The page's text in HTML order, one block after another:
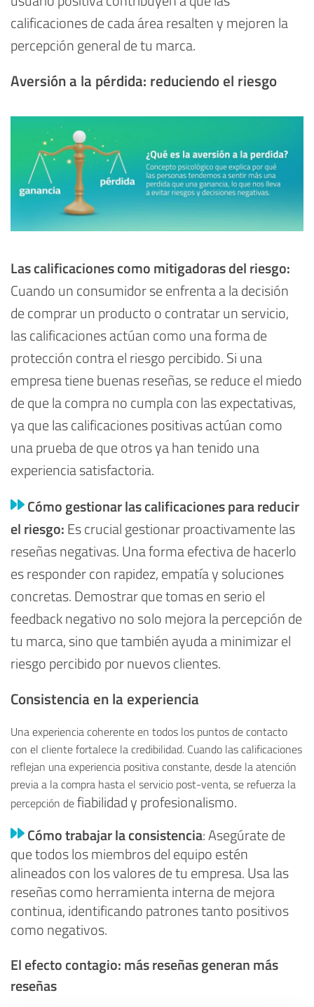
calificaciones de cada área resalten y mejoren la
percepción general de tu marca.
Aversión a la pérdida: reduciendo el riesgo
Las calificaciones como mitigadoras del riesgo:
Cuando un consumidor se enfrenta a la decisión
de comprar un producto o contratar un servicio,
las calificaciones actúan como una forma de
protección contra el riesgo percibido. Si una
empresa tiene buenas reseñas, se reduce el miedo
de que la compra no cumpla con las expectativas,
ya que las calificaciones positivas actúan como
una prueba de que otros ya han tenido una
experiencia satisfactoria.
Cómo gestionar las calificaciones para reducir
el riesgo: Es crucial gestionar proactivamente las
reseñas negativas. Una forma efectiva de hacerlo
es responder con rapidez, empatía y soluciones
concretas. Demostrar que tomas en serio el
feedback negativo no solo mejora la percepción de
tu marca, sino que también ayuda a minimizar el
riesgo percibido por nuevos clientes.
Consistencia en la experiencia
Una experiencia coherente en todos los puntos de contacto
con el cliente fortalece la credibilidad. Cuando las calificaciones
reflejan una experiencia positiva constante, desde la atención
previa a la compra hasta el servicio post-venta, se refuerza la
percepción defiabilidad y profesionalismo.
Cómo trabajar la consistencia: Asegúrate de
que todos los miembros del equipo estén
alineados con los valores de tu empresa. Usa las
reseñas como herramienta interna de mejora
continua, identificando patrones tanto positivos
como negativos.
El efecto contagio: más reseñas generan más
reseñas